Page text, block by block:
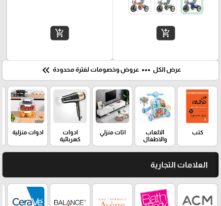
add_shopping_cart
add_shopping_cart
عرض الكل more_horiz عروض وخصومات لفترة محدودة keyboard_double_arrow_left
كتب
الالعاب
والاطفال
اثاث منزلي
ادوات
كهربائية
ادوات منزلية
العلامات التجارية